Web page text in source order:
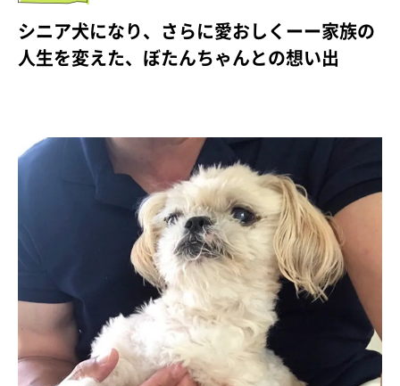
シニア犬になり、さらに愛おしくーー家族の
人生を変えた、ぼたんちゃんとの想い出